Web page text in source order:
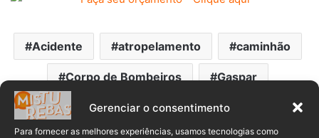
Gerenciar o consentimento
Para fornecer as melhores experiências, usamos tecnologias como
Acidente atropelamento caminhão
Corpo de Bombeiros Gaspar
menino Pedestre